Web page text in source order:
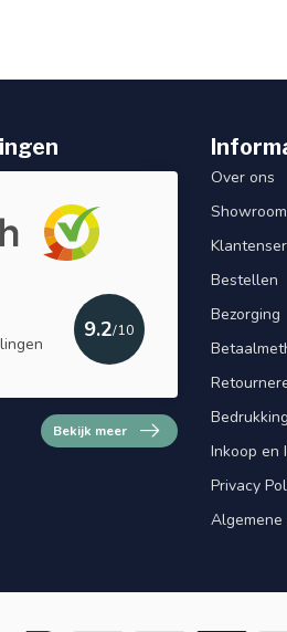
9.2/10
Bekijk meer
Over ons
Showroom
Bestellen
Bezorging
Bedrukking
Inkoop en
Privacy